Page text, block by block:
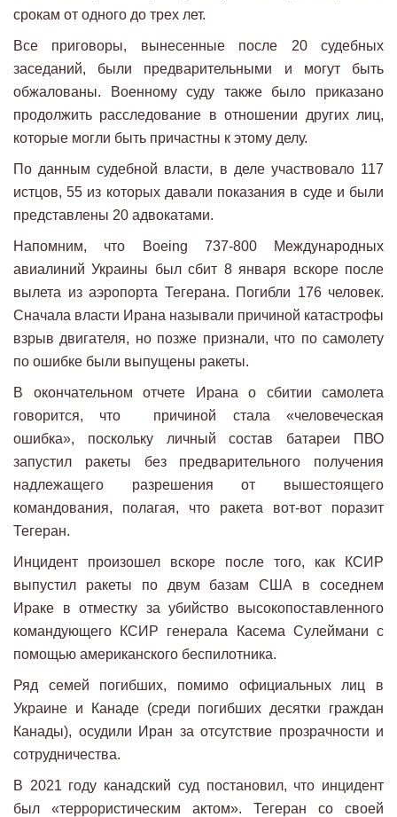
срокам от одного до трех лет.
Все приговоры, вынесенные после 20 судебных
заседаний, были предварительными и могут быть
обжалованы. Военному суду также было приказано
продолжить расследование в отношении других лиц,
которые могли быть причастны к этому делу.
По данным судебной власти, в деле участвовало 117
истцов, 55 из которых давали показания в суде и были
представлены 20 адвокатами.
Напомним, что Boeing 737-800 Международных
авиалиний Украины был сбит 8 января вскоре после
вылета из аэропорта Тегерана. Погибли 176 человек.
Сначала власти Ирана называли причиной катастрофы
взрыв двигателя, но позже признали, что по самолету
по ошибке были выпущены ракеты.
В окончательном отчете Ирана о сбитии самолета
говорится, что причиной стала «человеческая
ошибка», поскольку личный состав батареи ПВО
запустил ракеты без предварительного получения
надлежащего разрешения от вышестоящего
командования, полагая, что ракета вот-вот поразит
Тегеран.
Инцидент произошел вскоре после того, как КСИР
выпустил ракеты по двум базам США в соседнем
Ираке в отместку за убийство высокопоставленного
командующего КСИР генерала Касема Сулеймани с
помощью американского беспилотника.
Ряд семей погибших, помимо официальных лиц в
Украине и Канаде (среди погибших десятки граждан
Канады), осудили Иран за отсутствие прозрачности и
сотрудничества.
В 2021 году канадский суд постановил, что инцидент
был «террористическим актом». Тегеран со своей